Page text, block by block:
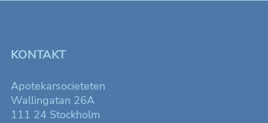
KONTAKT
Apotekarsocieteten
Wallingatan 26A
111 24 Stockholm